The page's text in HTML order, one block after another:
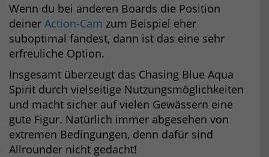
Wenn du bei anderen Boards die Position
deiner Action-Cam zum Beispiel eher
suboptimal fandest, dann ist das eine sehr
erfreuliche Option.
Insgesamt überzeugt das Chasing Blue Aqua
Spirit durch vielseitige Nutzungsmöglichkeiten
und macht sicher auf vielen Gewässern eine
gute Figur. Natürlich immer abgesehen von
extremen Bedingungen, denn dafür sind
Allrounder nicht gedacht!